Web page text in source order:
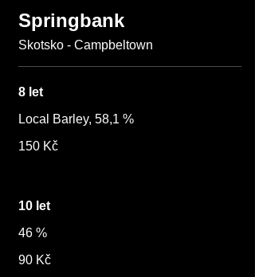
Springbank
Skotsko - Campbeltown
8 let
Local Barley, 58,1 %
150 Kč
10 let
46 %
90 Kč